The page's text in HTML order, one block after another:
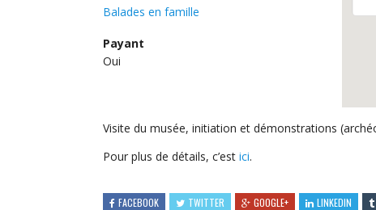
Balades en famille
Payant
Oui
Visite du musée, initiation et démonstrations
Pour plus de détails, c’est ici.
FACEBOOK TWITTER GOOGLE+ LINKEDIN